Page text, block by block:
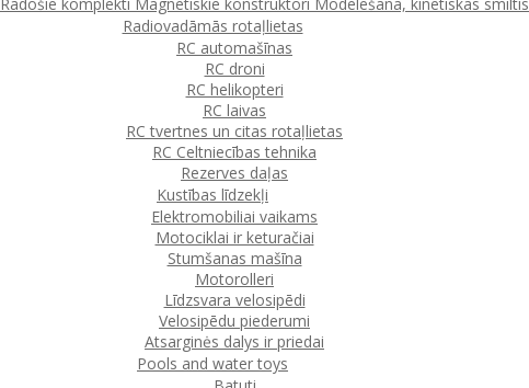
Radiovadāmās rotaļlietas
RC automašīnas
RC droni
RC helikopteri
RC laivas
RC tvertnes un citas rotaļlietas
RC Celtniecības tehnika
Rezerves daļas
Kustības līdzekļi
Elektromobiliai vaikams
Motociklai ir keturačiai
Stumšanas mašīna
Motorolleri
Līdzsvara velosipēdi
Velosipēdu piederumi
Atsarginės dalys ir priedai
Pools and water toys